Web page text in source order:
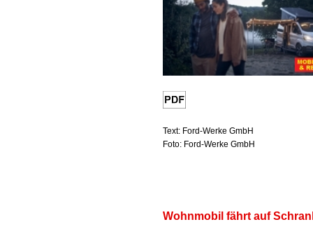
Text: Ford-Werke GmbH
Foto: Ford-Werke GmbH
Wohnmobil fährt auf